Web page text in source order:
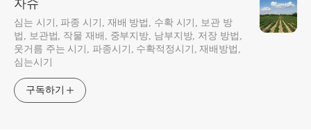
자슈
심는 시기, 파종 시기, 재배 방법, 수확 시기, 보관 방
법, 보관법, 작물 재배, 중부지방, 남부지방, 저장 방법,
웃거름 주는 시기, 파종시기, 수확적정시기, 재배방법,
심는시기
구독하기